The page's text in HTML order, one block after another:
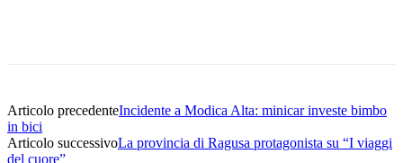
Articolo precedenteIncidente a Modica Alta: minicar investe bimbo
in bici
Articolo successivoLa provincia di Ragusa protagonista su “I viaggi
del cuore”